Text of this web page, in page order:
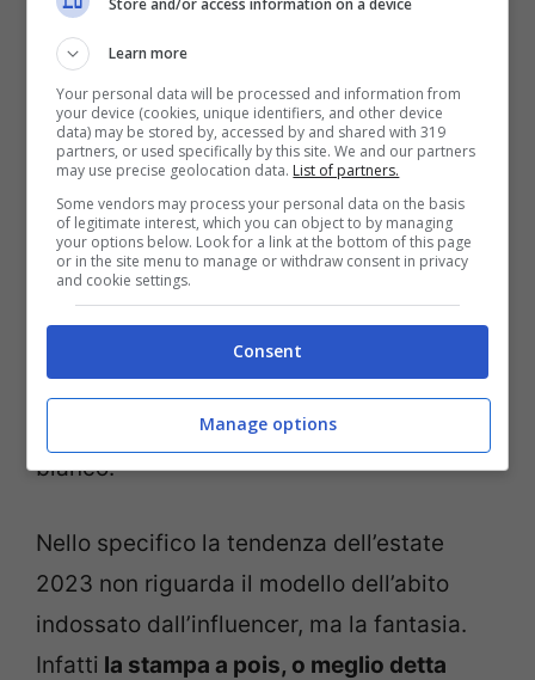
Abito blu e bianco @giuliadelellis103
L’abito in questione è nello specifico un
minidress con scollatura profonda e gonna
ampia dalla fantasia a poi nei colori blu e
bianco.
Nello specifico la tendenza dell’estate
2023 non riguarda il modello dell’abito
indossato dall’influencer, ma la fantasia.
Infatti la stampa a pois, o meglio detta
Learn more
Your personal data will be processed and information from
your device (cookies, unique identifiers, and other device
data) may be stored by, accessed by and shared with 319
partners, or used specifically by this site. We and our partners
may use precise geolocation data. List of partners.
Some vendors may process your personal data on the basis
of legitimate interest, which you can object to by managing
your options below. Look for a link at the bottom of this page
or in the site menu to manage or withdraw consent in privacy
and cookie settings.
Consent
Manage options